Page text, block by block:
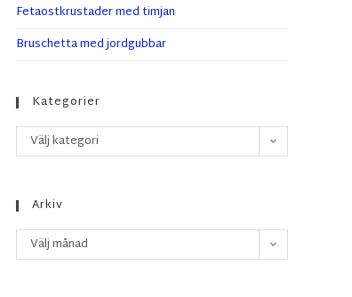
Fetaostkrustader med timjan
Bruschetta med jordgubbar
Kategorier
Välj kategori
Arkiv
Välj månad